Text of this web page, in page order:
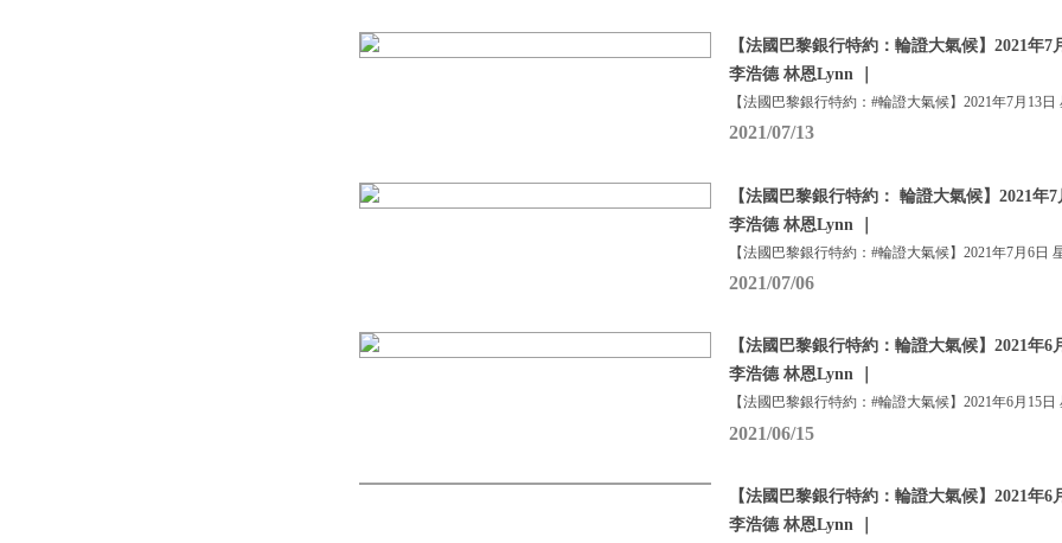
【法國巴黎銀行特約：輪證大氣候】2021年
李浩德 林恩Lynn ｜
【法國巴黎銀行特約：#輪證大氣候】2021年7月13日
2021/07/13
【法國巴黎銀行特約： 輪證大氣候】2021年
李浩德 林恩Lynn ｜
【法國巴黎銀行特約：#輪證大氣候】2021年7月6日
2021/07/06
【法國巴黎銀行特約：輪證大氣候】2021年
李浩德 林恩Lynn ｜
【法國巴黎銀行特約：#輪證大氣候】2021年6月15日
2021/06/15
【法國巴黎銀行特約：輪證大氣候】2021年
李浩德 林恩Lynn ｜